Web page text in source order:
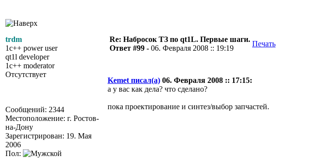
trdm
1c++ power user
qt1l developer
1c++ moderator
Отсутствует
Сообщений: 2344
Местоположение: г. Ростов-
на-Дону
Зарегистрирован: 19. Мая
2006
Пол:
Re: Набросок ТЗ по qt1L. Первые шаги.
Ответ #99 - 06. Февраля 2008 :: 19:19
Печать
Kemet писал(а) 06. Февраля 2008 :: 17:15:
а у вас как дела? что сделано?
пока проектирование и синтез/выбор запчастей.